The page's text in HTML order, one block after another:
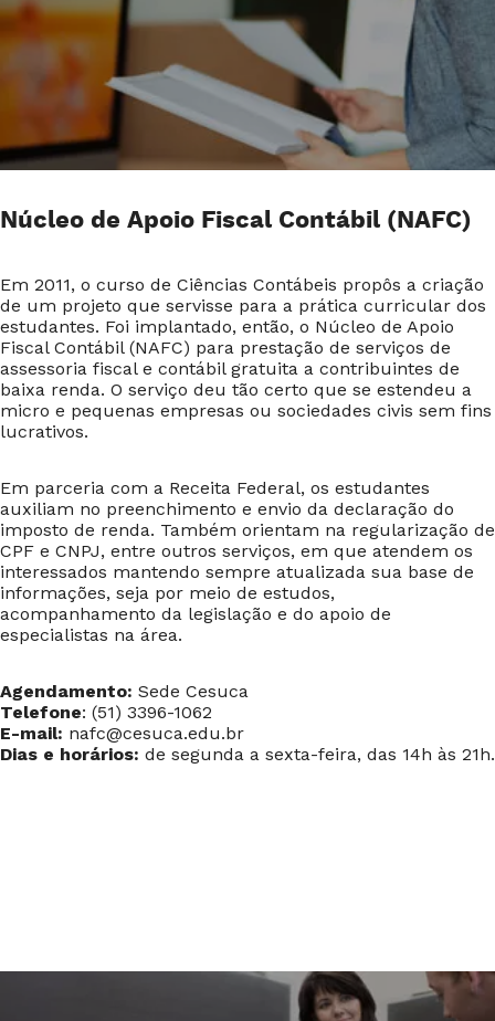
Núcleo de Apoio Fiscal Contábil (NAFC)
Em 2011, o curso de Ciências Contábeis propôs a criação
de um projeto que servisse para a prática curricular dos
estudantes. Foi implantado, então, o Núcleo de Apoio
Fiscal Contábil (NAFC) para prestação de serviços de
assessoria fiscal e contábil gratuita a contribuintes de
baixa renda. O serviço deu tão certo que se estendeu a
micro e pequenas empresas ou sociedades civis sem fins
lucrativos.
Em parceria com a Receita Federal, os estudantes
auxiliam no preenchimento e envio da declaração do
imposto de renda. Também orientam na regularização de
CPF e CNPJ, entre outros serviços, em que atendem os
interessados mantendo sempre atualizada sua base de
informações, seja por meio de estudos,
acompanhamento da legislação e do apoio de
especialistas na área.
Agendamento: Sede Cesuca
Telefone: (51) 3396-1062
E-mail: nafc@cesuca.edu.br
Dias e horários: de segunda a sexta-feira, das 14h às 21h.